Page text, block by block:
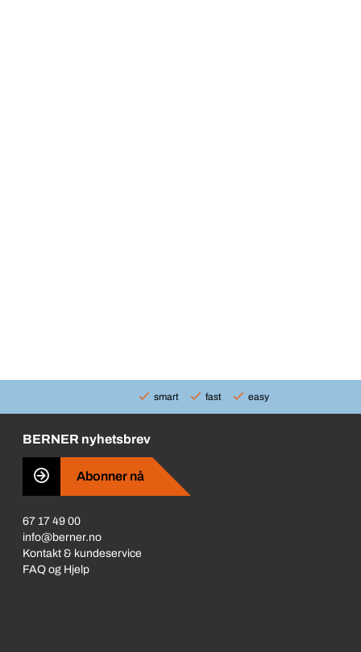
smart fast easy
BERNER nyhetsbrev
Abonner nå
67 17 49 00
info@berner.no
Kontakt & kundeservice
FAQ og Hjelp